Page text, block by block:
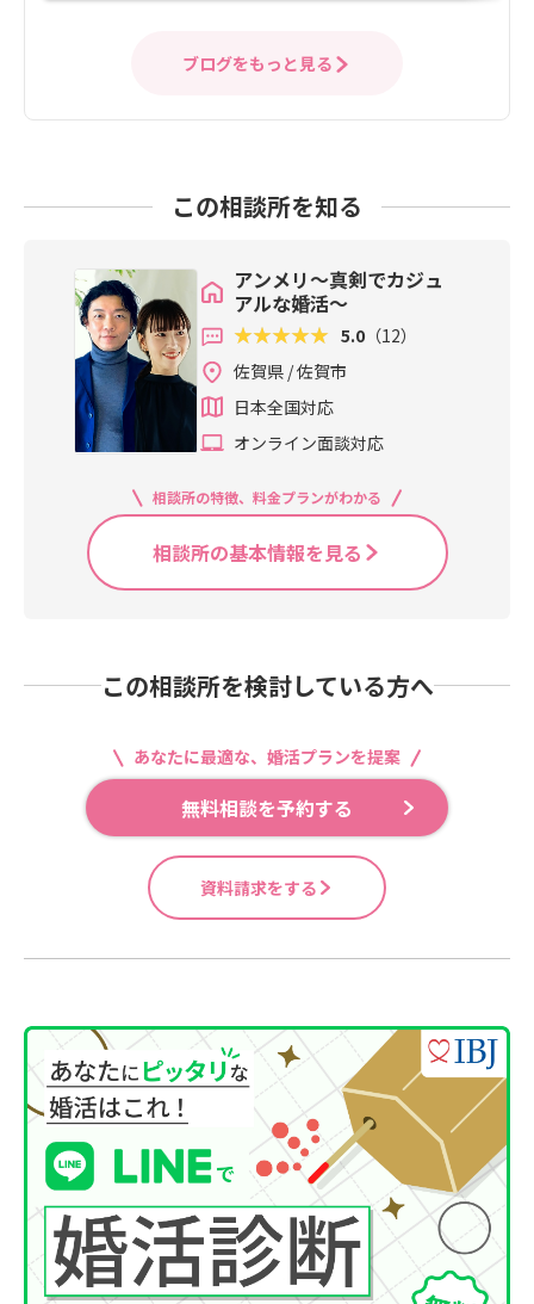
ブログをもっと見る
この相談所を知る
アンメリ～真剣でカジュ
アルな婚活～
5.0 （12）
佐賀県 / 佐賀市
日本全国対応
オンライン面談対応
相談所の特徴、料金プランがわかる
相談所の基本情報を見る
この相談所を検討している方へ
あなたに最適な、婚活プランを提案
無料相談を予約する
資料請求をする